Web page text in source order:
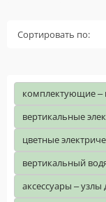
Сортировать по:
комплектующие –
вертикальные
цветные
вертикальный
аксессуары – узлы